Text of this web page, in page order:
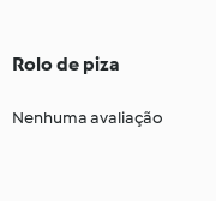
Rolo de piza
Nenhuma avaliação